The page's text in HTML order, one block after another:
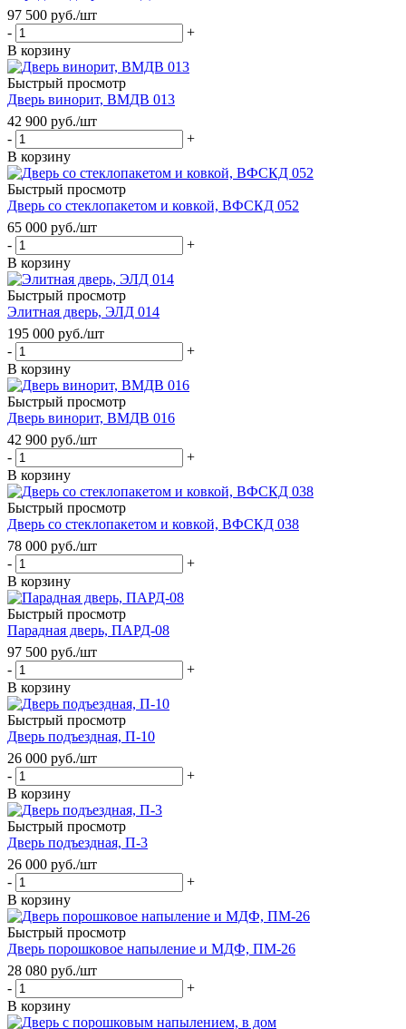
97 500 руб./шт
-
+
В корзину
Быстрый просмотр
Дверь винорит, ВМДВ 013
42 900 руб./шт
-
+
В корзину
Быстрый просмотр
Дверь со стеклопакетом и ковкой, ВФСКД 052
65 000 руб./шт
-
+
В корзину
Быстрый просмотр
Элитная дверь, ЭЛД 014
195 000 руб./шт
-
+
В корзину
Быстрый просмотр
Дверь винорит, ВМДВ 016
42 900 руб./шт
-
+
В корзину
Быстрый просмотр
Дверь со стеклопакетом и ковкой, ВФСКД 038
78 000 руб./шт
-
+
В корзину
Быстрый просмотр
Парадная дверь, ПАРД-08
97 500 руб./шт
-
+
В корзину
Быстрый просмотр
Дверь подъездная, П-10
26 000 руб./шт
-
+
В корзину
Быстрый просмотр
Дверь подъездная, П-3
26 000 руб./шт
-
+
В корзину
Быстрый просмотр
Дверь порошковое напыление и МДФ, ПМ-26
28 080 руб./шт
-
+
В корзину